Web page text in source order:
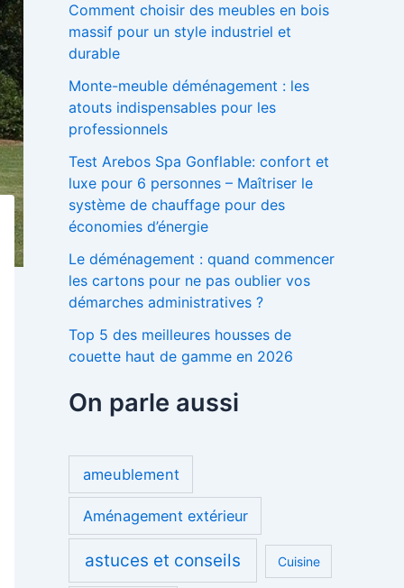
r
:
Comment choisir des meubles en bois
massif pour un style industriel et
durable
Monte-meuble déménagement : les
atouts indispensables pour les
professionnels
Test Arebos Spa Gonflable: confort et
luxe pour 6 personnes – Maîtriser le
système de chauffage pour des
économies d’énergie
Le déménagement : quand commencer
les cartons pour ne pas oublier vos
démarches administratives ?
Top 5 des meilleures housses de
couette haut de gamme en 2026
On parle aussi
ameublement
Aménagement extérieur
astuces et conseils Cuisine